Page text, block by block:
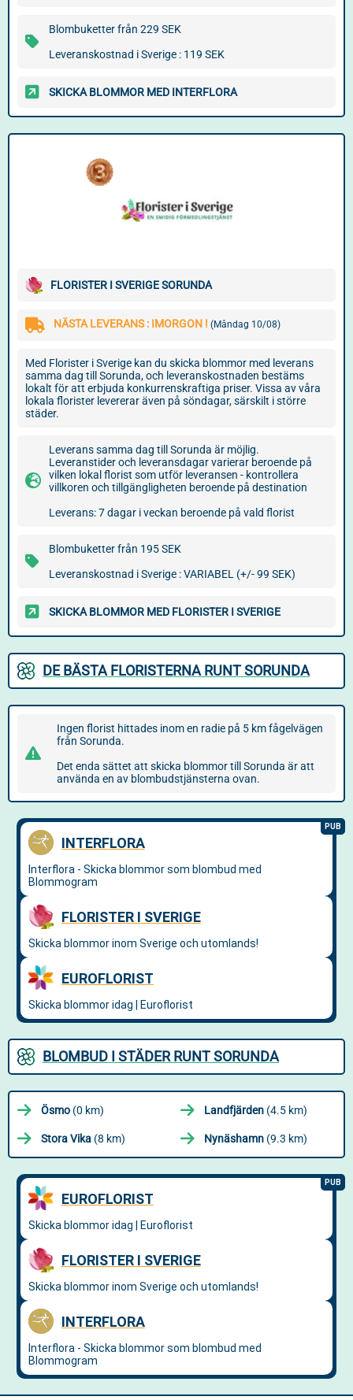
Blombuketter från 229 SEK
Leveranskostnad i Sverige : 119 SEK
SKICKA BLOMMOR MED INTERFLORA
FLORISTER I SVERIGE SORUNDA
NÄSTA LEVERANS : IMORGON ! (Måndag 10/08)
Med Florister i Sverige kan du skicka blommor med leverans
samma dag till Sorunda, och leveranskostnaden bestäms
lokalt för att erbjuda konkurrenskraftiga priser. Vissa av våra
lokala florister levererar även på söndagar, särskilt i större
städer.
Leverans samma dag till Sorunda är möjlig.
Leveranstider och leveransdagar varierar beroende på
vilken lokal florist som utför leveransen - kontrollera
villkoren och tillgängligheten beroende på destination
Leverans: 7 dagar i veckan beroende på vald florist
Blombuketter från 195 SEK
Leveranskostnad i Sverige : VARIABEL (+/- 99 SEK)
SKICKA BLOMMOR MED FLORISTER I SVERIGE
DE BÄSTA FLORISTERNA RUNT SORUNDA
Ingen florist hittades inom en radie på 5 km fågelvägen
från Sorunda.
Det enda sättet att skicka blommor till Sorunda är att
använda en av blombudstjänsterna ovan.
BLOMBUD I STÄDER RUNT SORUNDA
Ösmo (0 km) Landfjärden (4.5 km)
Stora Vika (8 km) Nynäshamn (9.3 km)